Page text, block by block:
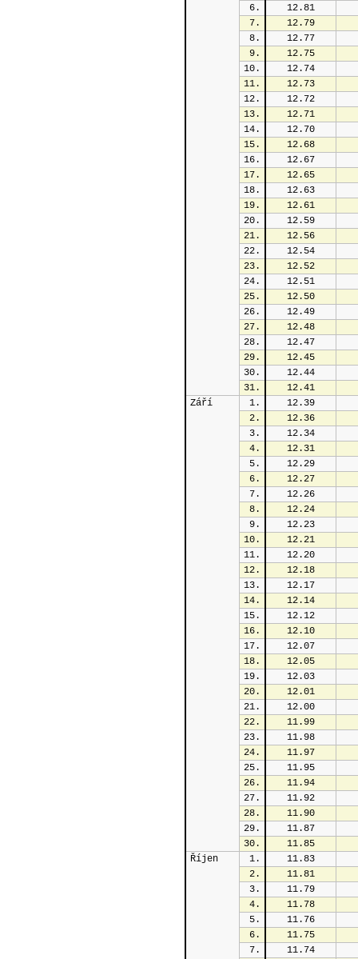
6.
12.81
7.
12.79
8.
12.77
9.
12.75
10.
12.74
11.
12.73
12.
12.72
13.
12.71
14.
12.70
15.
12.68
16.
12.67
17.
12.65
18.
12.63
19.
12.61
20.
12.59
21.
12.56
22.
12.54
23.
12.52
24.
12.51
25.
12.50
26.
12.49
27.
12.48
28.
12.47
29.
12.45
30.
12.44
31.
12.41
Září
1.
12.39
2.
12.36
3.
12.34
4.
12.31
5.
12.29
6.
12.27
7.
12.26
8.
12.24
9.
12.23
10.
12.21
11.
12.20
12.
12.18
13.
12.17
14.
12.14
15.
12.12
16.
12.10
17.
12.07
18.
12.05
19.
12.03
20.
12.01
21.
12.00
22.
11.99
23.
11.98
24.
11.97
25.
11.95
26.
11.94
27.
11.92
28.
11.90
29.
11.87
30.
11.85
Říjen
1.
11.83
2.
11.81
3.
11.79
4.
11.78
5.
11.76
6.
11.75
7.
11.74